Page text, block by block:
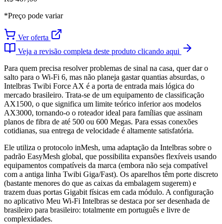
*Preço pode variar
Ver oferta
Veja a revisão completa deste produto clicando aqui
Para quem precisa resolver problemas de sinal na casa, quer dar o
salto para o Wi-Fi 6, mas não planeja gastar quantias absurdas, o
Intelbras Twibi Force AX é a porta de entrada mais lógica do
mercado brasileiro. Trata-se de um equipamento de classificação
AX1500, o que significa um limite teórico inferior aos modelos
AX3000, tornando-o o roteador ideal para famílias que assinam
planos de fibra de até 500 ou 600 Megas. Para essas conexões
cotidianas, sua entrega de velocidade é altamente satisfatória.
Ele utiliza o protocolo inMesh, uma adaptação da Intelbras sobre o
padrão EasyMesh global, que possibilita expansões flexíveis usando
equipamentos compatíveis da marca (embora não seja compatível
com a antiga linha Twibi Giga/Fast). Os aparelhos têm porte discreto
(bastante menores do que as caixas da embalagem sugerem) e
trazem duas portas Gigabit físicas em cada módulo. A configuração
no aplicativo Meu Wi-Fi Intelbras se destaca por ser desenhada de
brasileiro para brasileiro: totalmente em português e livre de
complexidades.